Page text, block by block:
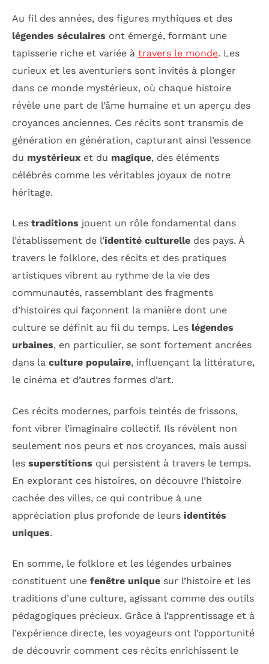
Au fil des années, des figures mythiques et des
légendes séculaires ont émergé, formant une
tapisserie riche et variée à travers le monde. Les
curieux et les aventuriers sont invités à plonger
dans ce monde mystérieux, où chaque histoire
révèle une part de l’âme humaine et un aperçu des
croyances anciennes. Ces récits sont transmis de
génération en génération, capturant ainsi l’essence
du mystérieux et du magique, des éléments
célébrés comme les véritables joyaux de notre
héritage.
Les traditions jouent un rôle fondamental dans
l’établissement de l’identité culturelle des pays. À
travers le folklore, des récits et des pratiques
artistiques vibrent au rythme de la vie des
communautés, rassemblant des fragments
d’histoires qui façonnent la manière dont une
culture se définit au fil du temps. Les légendes
urbaines, en particulier, se sont fortement ancrées
dans la culture populaire, influençant la littérature,
le cinéma et d’autres formes d’art.
Ces récits modernes, parfois teintés de frissons,
font vibrer l’imaginaire collectif. Ils révèlent non
seulement nos peurs et nos croyances, mais aussi
les superstitions qui persistent à travers le temps.
En explorant ces histoires, on découvre l’histoire
cachée des villes, ce qui contribue à une
appréciation plus profonde de leurs identités
uniques.
En somme, le folklore et les légendes urbaines
constituent une fenêtre unique sur l’histoire et les
traditions d’une culture, agissant comme des outils
pédagogiques précieux. Grâce à l’apprentissage et à
l’expérience directe, les voyageurs ont l’opportunité
de découvrir comment ces récits enrichissent le